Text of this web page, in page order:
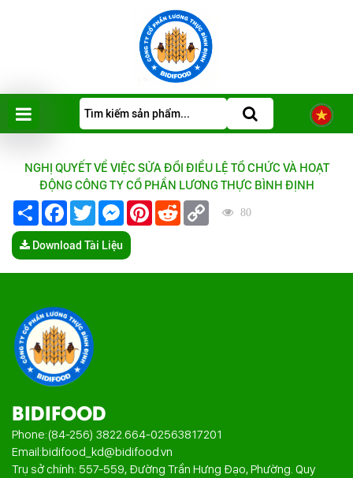
NGHỊ QUYẾT VỀ VIỆC SỬA ĐỔI ĐIỀU LỆ TỔ CHỨC VÀ HOẠT
ĐỘNG CÔNG TY CỔ PHẦN LƯƠNG THỰC BÌNH ĐỊNH
Share Facebook
TwitterMessengerPinterestReddit Copy
Link
80
Download Tài Liệu
BIDIFOOD
Phone:(84-256) 3822.664-02563817201
Email:bidifood_kd@bidifood.vn
Trụ sở chính: 557-559, Đường Trần Hưng Đạo, Phường. Quy